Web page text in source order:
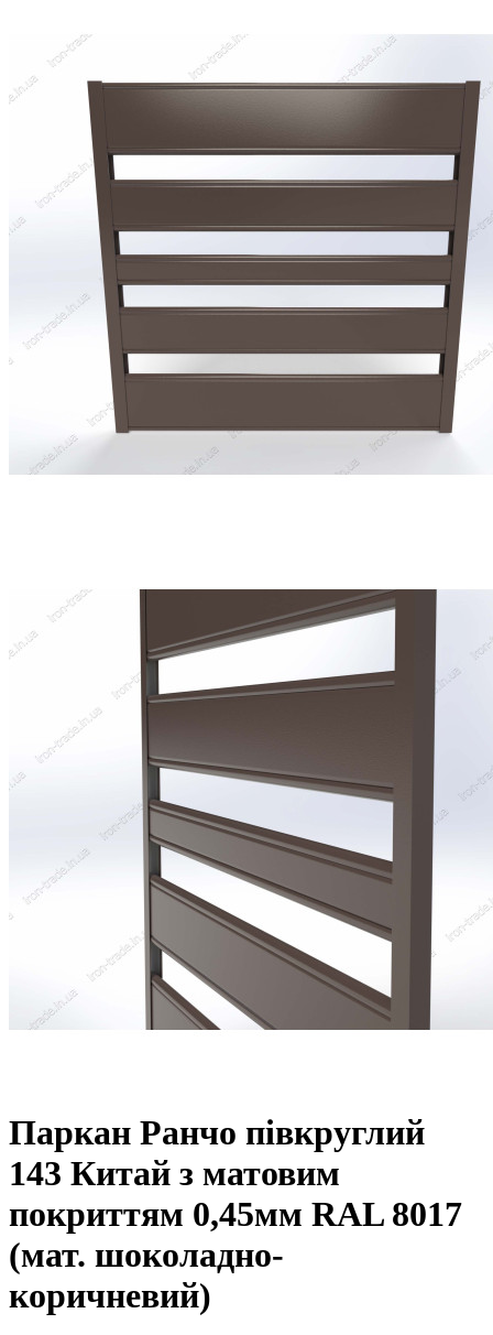
Паркан Ранчо півкруглий
143 Китай з матовим
покриттям 0,45мм RAL 8017
(мат. шоколадно-
коричневий)